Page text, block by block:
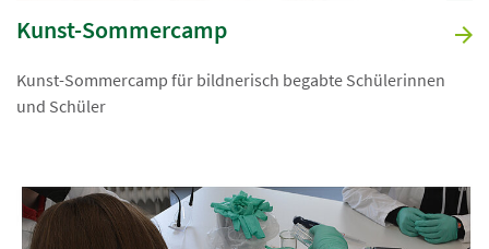
Kunst-Sommercamp
Kunst-Sommercamp für bildnerisch begabte Schülerinnen
und Schüler